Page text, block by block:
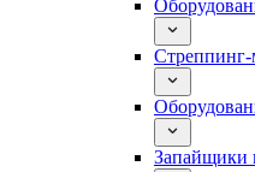
Запайщики